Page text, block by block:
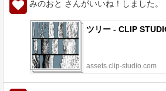
みのおと さんがいいね！しました。
ツリー - CLIP
assets.clip-studio.com